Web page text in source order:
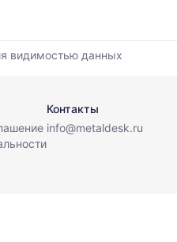
видимостью данных
Контакты
info@metaldesk.ru